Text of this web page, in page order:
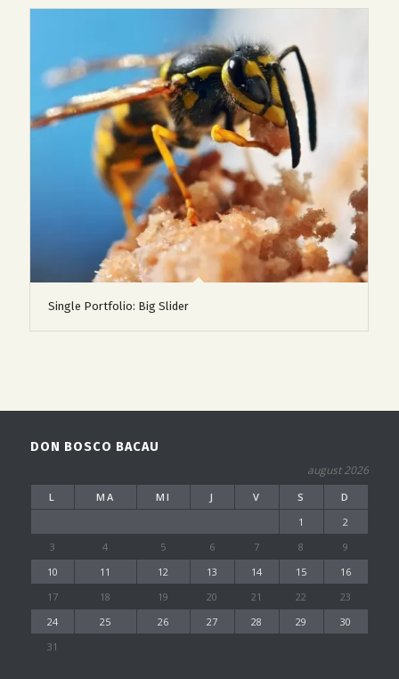
Single Portfolio: Big Slider
DON BOSCO BACAU
august 2026
L MA MI J V S
D
1
2
3
4 5 6 7 8
9
10
11 12 13 14 15
16
17
18 19 20 21 22
23
24
25 26 27 28 29
30
31